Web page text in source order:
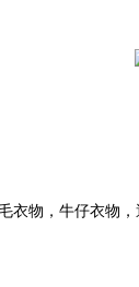
物，牛仔衣物